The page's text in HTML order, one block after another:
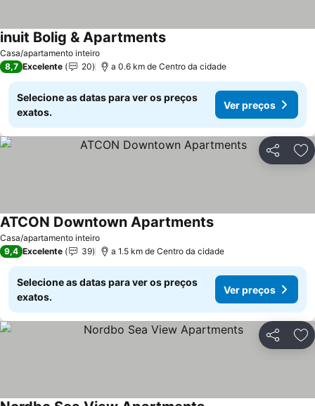
Casa/apartamento inteiro
inuit Bolig & ApartmentsVer preços
8,7 Excelente 20 a 0.6 km de Centro da cidade
Selecione as datas para ver os preços
exatos.
Ver preços
Partilhar
Casa/apartamento inteiro
ATCON Downtown ApartmentsVer preços
9,4 Excelente 39 a 1.5 km de Centro da cidade
Selecione as datas para ver os preços
exatos.
Ver preços
Partilhar